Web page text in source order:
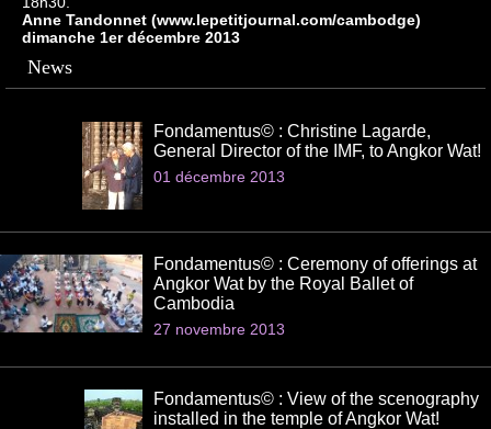
Anne Tandonnet (www.lepetitjournal.com/cambodge)
dimanche 1er décembre 2013
News
Fondamentus© : Christine Lagarde,
General Director of the IMF, to Angkor Wat!
01 décembre 2013
Fondamentus© : Ceremony of offerings at
Angkor Wat by the Royal Ballet of
Cambodia
27 novembre 2013
Fondamentus© : View of the scenography
installed in the temple of Angkor Wat!